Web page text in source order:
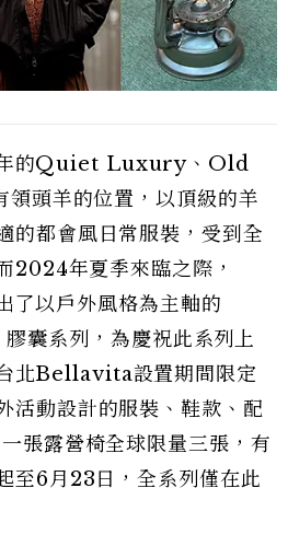
的Quiet Luxury、Old
頭羊的位置，以頂級的羊
的都會風日常服裝，受到全
2024年夏季來臨之際，
以戶外風格為主軸的
囊系列，為慶祝此系列上
北Bellavita設置期間限定
活動設計的服裝、鞋款、配
張露營椅全球限量三張，有
至6月23日，全系列僅在此